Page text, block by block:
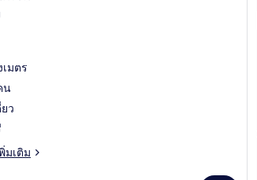
เมตร
น
ว
มเติม